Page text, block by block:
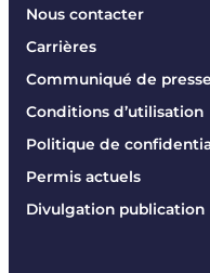
Nous contacter
Carrières
Communiqué de presse
Conditions d’utilisation
Politique de
Permis actuels
Divulgation publication